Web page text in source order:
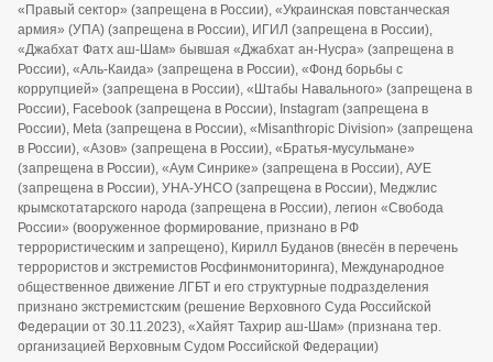
«Правый сектор» (запрещена в России), «Украинская повстанческая
армия» (УПА) (запрещена в России), ИГИЛ (запрещена в России),
«Джабхат Фатх аш-Шам» бывшая «Джабхат ан-Нусра» (запрещена в
России), «Аль-Каида» (запрещена в России), «Фонд борьбы с
коррупцией» (запрещена в России), «Штабы Навального» (запрещена в
России), Facebook (запрещена в России), Instagram (запрещена в
России), Meta (запрещена в России), «Misanthropic Division» (запрещена
в России), «Азов» (запрещена в России), «Братья-мусульмане»
(запрещена в России), «Аум Синрике» (запрещена в России), АУЕ
(запрещена в России), УНА-УНСО (запрещена в России), Меджлис
крымскотатарского народа (запрещена в России), легион «Свобода
России» (вооруженное формирование, признано в РФ
террористическим и запрещено), Кирилл Буданов (внесён в перечень
террористов и экстремистов Росфинмониторинга), Международное
общественное движение ЛГБТ и его структурные подразделения
признано экстремистским (решение Верховного Суда Российской
Федерации от 30.11.2023), «Хайят Тахрир аш-Шам» (признана тер.
организацией Верховным Судом Российской Федерации)